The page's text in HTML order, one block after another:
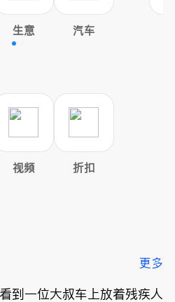
生意 汽车
视频 折扣
更多
到一位大叔车上放着残疾人